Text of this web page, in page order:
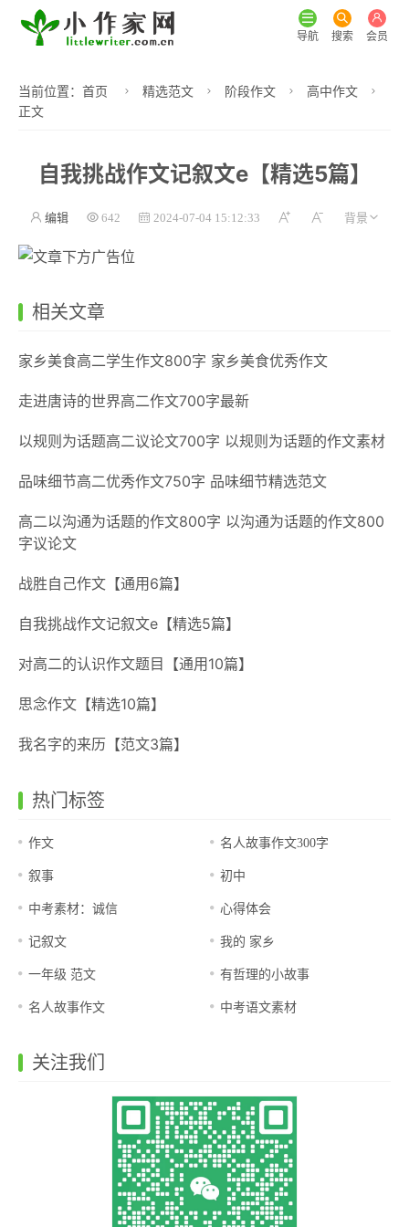
导航 搜索 会员
当前位置： 首页 精选范文 阶段作文
高中作文
正文
自我挑战作文记叙文e【精选5篇】
编辑 642 2024-07-04 15:12:33
相关文章
家乡美食高二学生作文800字 家乡美食优秀作文
走进唐诗的世界高二作文700字最新
以规则为话题高二议论文700字 以规则为话题的作文素材
品味细节高二优秀作文750字 品味细节精选范文
高二以沟通为话题的作文800字 以沟通为话题的作文800
字议论文
战胜自己作文【通用6篇】
自我挑战作文记叙文e【精选5篇】
对高二的认识作文题目【通用10篇】
思念作文【精选10篇】
我名字的来历【范文3篇】
热门标签
作文 名人故事作文300字
叙事 初中
中考素材：诚信 心得体会
记叙文 我的 家乡
一年级 范文 有哲理的小故事
名人故事作文 中考语文素材
关注我们